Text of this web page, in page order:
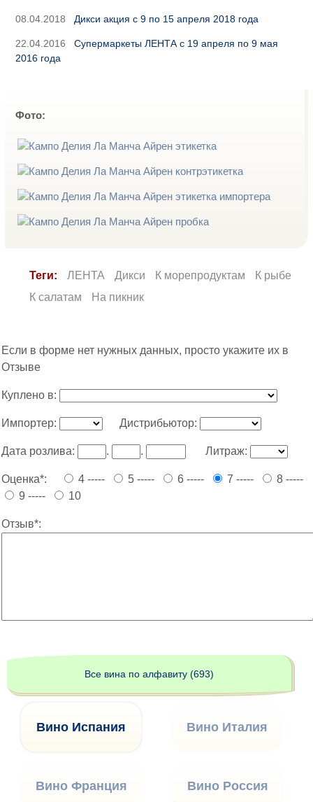
08.04.2018 Дикси акция с 9 по 15 апреля 2018 года
22.04.2016
Супермаркеты ЛЕНТА с 19 апреля по 9 мая
2016 года
Фото:
Теги: ЛЕНТА Дикси К морепродуктам
К рыбе
К салатам
На пикник
Если в форме нет нужных данных, просто укажите их в
Отзыве
Куплено в:
Импортер: Дистрибьютор:
Дата розлива: . . Литраж:
Оценка*: 4 ----- 5 ----- 6 ----- 7 -----
8 -----
9 -----
10
Отзыв*:
Все вина по алфавиту (693)
Вино Италия
Вино Франция
Вино Испания
Вино Россия